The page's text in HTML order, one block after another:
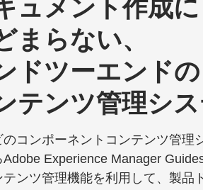
ュメント作成に
まらない、
ドツーエンドの
テンツ管理シ
のコンポーネントコンテンツ管理
Adobe Experience Manager
テンツ管理機能を利用して、製品